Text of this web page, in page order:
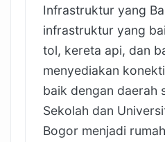
Infrastruktur yang
infrastruktur yang
tol, kereta api, dan
menyediakan
baik dengan daerah
Sekolah dan
Bogor menjadi